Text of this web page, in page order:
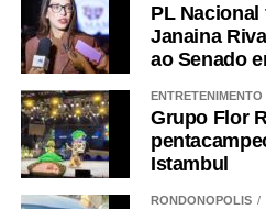
PL
Janaina
ao Senado
ENTRETENIMENTO
Grupo Flor
Istambul
RONDONÓPOLIS